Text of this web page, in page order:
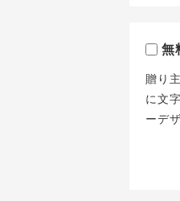
無
贈り
に文
ーデ